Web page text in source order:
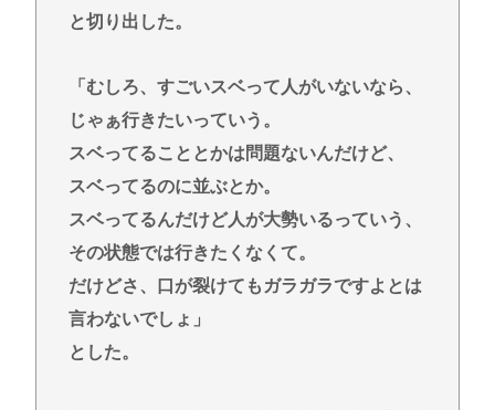
と切り出した。
「むしろ、すごいスベって人がいないなら、
じゃぁ行きたいっていう。
スベってることとかは問題ないんだけど、
スベってるのに並ぶとか。
スベってるんだけど人が大勢いるっていう、
その状態では行きたくなくて。
だけどさ、口が裂けてもガラガラですよとは
言わないでしょ」
とした。